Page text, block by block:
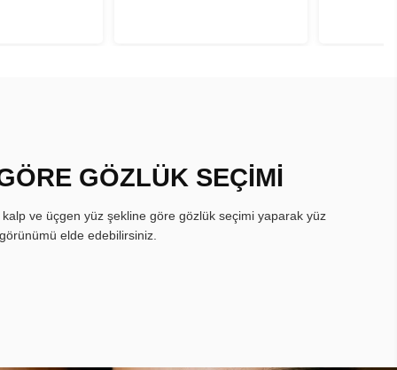
GÖZLÜK SEÇİMİ
ve üçgen yüz şekline göre gözlük seçimi yaparak yüz
elde edebilirsiniz.